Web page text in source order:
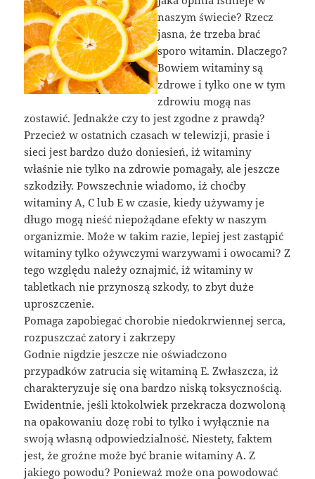
naszym świecie? Rzecz
jasna, że trzeba brać
sporo witamin. Dlaczego?
Bowiem witaminy są
zdrowe i tylko one w tym
zdrowiu mogą nas
zostawić. Jednakże czy to jest zgodne z prawdą?
Przecież w ostatnich czasach w telewizji, prasie i
sieci jest bardzo dużo doniesień, iż witaminy
właśnie nie tylko na zdrowie pomagały, ale jeszcze
szkodziły. Powszechnie wiadomo, iż choćby
witaminy A, C lub E w czasie, kiedy używamy je
długo mogą nieść niepożądane efekty w naszym
organizmie. Może w takim razie, lepiej jest zastąpić
witaminy tylko ożywczymi warzywami i owocami? Z
tego względu należy oznajmić, iż witaminy w
tabletkach nie przynoszą szkody, to zbyt duże
uproszczenie.
Pomaga zapobiegać chorobie niedokrwiennej serca,
rozpuszczać zatory i zakrzepy
Godnie nigdzie jeszcze nie oświadczono
przypadków zatrucia się witaminą E. Zwłaszcza, iż
charakteryzuje się ona bardzo niską toksycznością.
Ewidentnie, jeśli ktokolwiek przekracza dozwoloną
na opakowaniu dozę robi to tylko i wyłącznie na
swoją własną odpowiedzialność. Niestety, faktem
jest, że groźne może być branie witaminy A. Z
jakiego powodu? Ponieważ może ona powodować